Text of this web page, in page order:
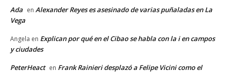
Ada en Alexander Reyes es asesinado de varias puñaladas en La
Vega
Angela en Explican por qué en el Cibao se habla con la i en campos
y ciudades
PeterHeact en Frank Rainieri desplazó a Felipe Vicini como el